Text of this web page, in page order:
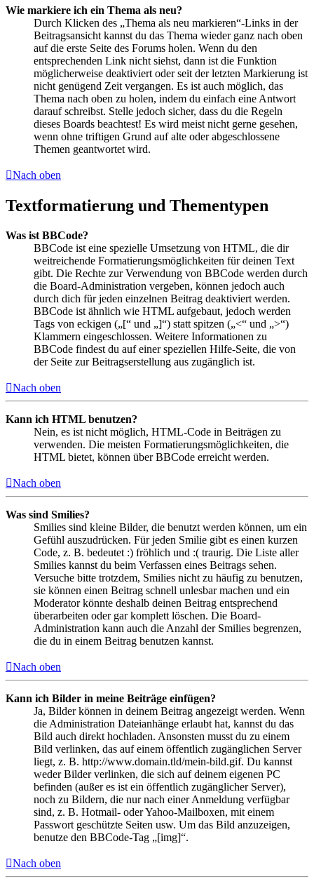
Wie markiere ich ein Thema als neu?
Durch Klicken des „Thema als neu markieren“-Links in der
Beitragsansicht kannst du das Thema wieder ganz nach oben
auf die erste Seite des Forums holen. Wenn du den
entsprechenden Link nicht siehst, dann ist die Funktion
möglicherweise deaktiviert oder seit der letzten Markierung ist
nicht genügend Zeit vergangen. Es ist auch möglich, das
Thema nach oben zu holen, indem du einfach eine Antwort
darauf schreibst. Stelle jedoch sicher, dass du die Regeln
dieses Boards beachtest! Es wird meist nicht gerne gesehen,
wenn ohne triftigen Grund auf alte oder abgeschlossene
Themen geantwortet wird.
Nach oben
Textformatierung und Thementypen
Was ist BBCode?
BBCode ist eine spezielle Umsetzung von HTML, die dir
weitreichende Formatierungsmöglichkeiten für deinen Text
gibt. Die Rechte zur Verwendung von BBCode werden durch
die Board-Administration vergeben, können jedoch auch
durch dich für jeden einzelnen Beitrag deaktiviert werden.
BBCode ist ähnlich wie HTML aufgebaut, jedoch werden
Tags von eckigen („[“ und „]“) statt spitzen („<“ und „>“)
Klammern eingeschlossen. Weitere Informationen zu
BBCode findest du auf einer speziellen Hilfe-Seite, die von
der Seite zur Beitragserstellung aus zugänglich ist.
Nach oben
Kann ich HTML benutzen?
Nein, es ist nicht möglich, HTML-Code in Beiträgen zu
verwenden. Die meisten Formatierungsmöglichkeiten, die
HTML bietet, können über BBCode erreicht werden.
Nach oben
Was sind Smilies?
Smilies sind kleine Bilder, die benutzt werden können, um ein
Gefühl auszudrücken. Für jeden Smilie gibt es einen kurzen
Code, z. B. bedeutet :) fröhlich und :( traurig. Die Liste aller
Smilies kannst du beim Verfassen eines Beitrags sehen.
Versuche bitte trotzdem, Smilies nicht zu häufig zu benutzen,
sie können einen Beitrag schnell unlesbar machen und ein
Moderator könnte deshalb deinen Beitrag entsprechend
überarbeiten oder gar komplett löschen. Die Board-
Administration kann auch die Anzahl der Smilies begrenzen,
die du in einem Beitrag benutzen kannst.
Nach oben
Kann ich Bilder in meine Beiträge einfügen?
Ja, Bilder können in deinem Beitrag angezeigt werden. Wenn
die Administration Dateianhänge erlaubt hat, kannst du das
Bild auch direkt hochladen. Ansonsten musst du zu einem
Bild verlinken, das auf einem öffentlich zugänglichen Server
liegt, z. B. http://www.domain.tld/mein-bild.gif. Du kannst
weder Bilder verlinken, die sich auf deinem eigenen PC
befinden (außer es ist ein öffentlich zugänglicher Server),
noch zu Bildern, die nur nach einer Anmeldung verfügbar
sind, z. B. Hotmail- oder Yahoo-Mailboxen, mit einem
Passwort geschützte Seiten usw. Um das Bild anzuzeigen,
benutze den BBCode-Tag „[img]“.
Nach oben